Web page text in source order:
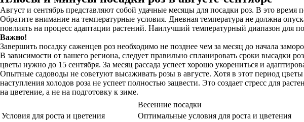
Август и сентябрь представляют собой удачные месяцы для посадки роз. В это
Обратите внимание на температурные условия. Дневная температура не должна
повлиять на процесс адаптации растений. Наилучший температурный диапазон для
Важно!
Завершить посадку саженцев роз необходимо не позднее чем за месяц до начала
В зависимости от вашего региона, следует правильно спланировать сроки высадки
цветы нужно до 15 сентября. За месяц рассада успеет хорошо укорениться и
Опытные садоводы не советуют высаживать розы в августе. Хотя в этот период
наступления холодов роза не успеет полностью зацвести. Это создает стресс для
на цветение, а не на подготовку к зиме.
Весенние посадки
Условия для роста и цветения
Оптимальные условия для роста и цветения